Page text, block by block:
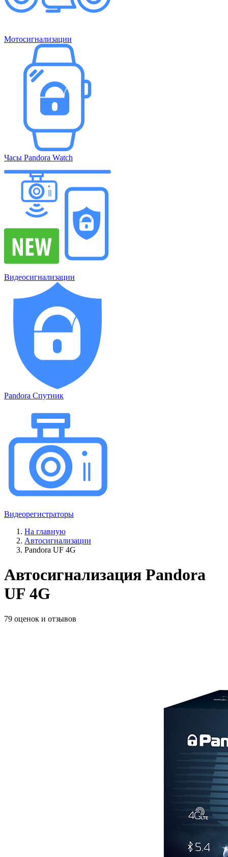
Мотосигнализации
Часы Pandora Watch
Видеосигнализации
Pandora Спутник
Видеорегистраторы
На главную
Автосигнализации
Pandora UF 4G
Автосигнализация Pandora
UF 4G
79 оценок и отзывов